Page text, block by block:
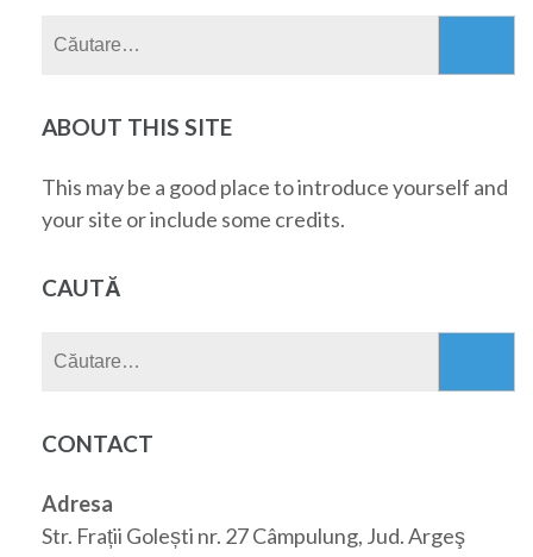
ABOUT THIS SITE
This may be a good place to introduce yourself and
your site or include some credits.
CAUTĂ
CONTACT
Adresa
Str. Frații Golești nr. 27 Câmpulung, Jud. Argeş